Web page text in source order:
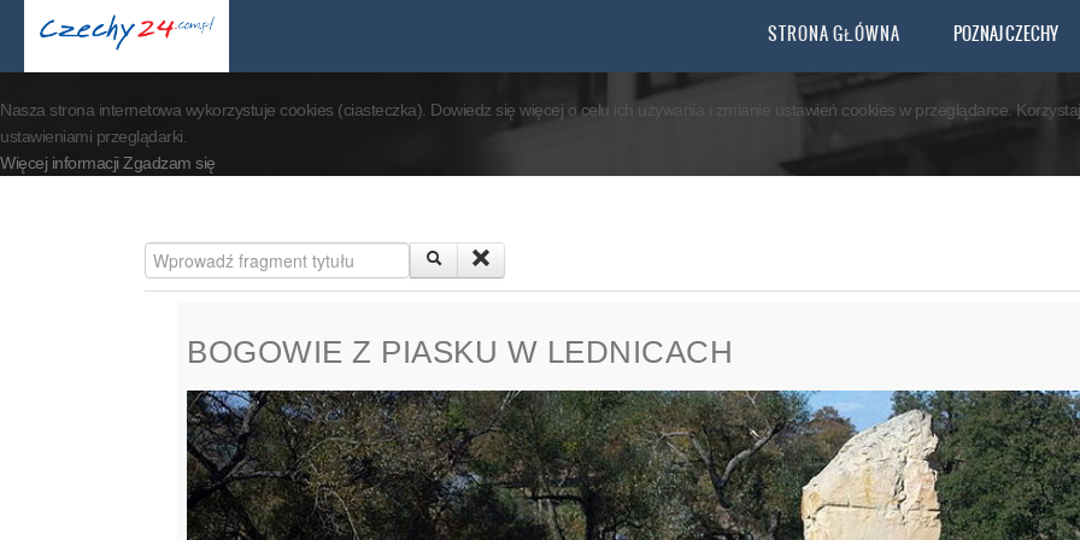
Nasza strona internetowa wykorzystuje cookies (ciasteczka). Dowiedz się więcej o celu ich używania i zmianie ustawień cookies w przeglądarce.
ustawieniami przeglądarki.
Więcej informacji Zgadzam się
STRONA GŁÓWNA POZNAJ CZECHY
Wprowadź fragment tytułu
BOGOWIE Z PIASKU W LEDNICACH
By visiting our website you agree that we are using cookies to ensure you to get the best experience.